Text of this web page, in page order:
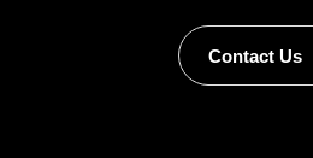
Contact Us
Contact Us